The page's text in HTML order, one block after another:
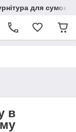
для сумок і
в